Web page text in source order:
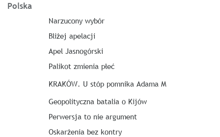
Polska
Narzucony wybór
Bliżej apelacji
Apel Jasnogórski
Palikot zmienia płeć
KRAKÓW. U stóp pomnika Adama M
Geopolityczna batalia o Kijów
Perwersja to nie argument
Oskarżenia bez kontry